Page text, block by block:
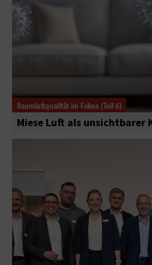
Raumluftqualität im Fokus (Teil 6)
Miese Luft als unsichtbarer